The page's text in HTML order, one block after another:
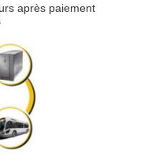
après paiement